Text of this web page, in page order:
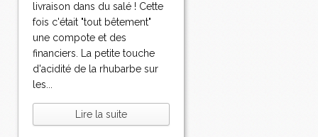
livraison dans du salé ! Cette
fois c'était "tout bêtement"
une compote et des
financiers. La petite touche
d'acidité de la rhubarbe sur
les...
Lire la suite